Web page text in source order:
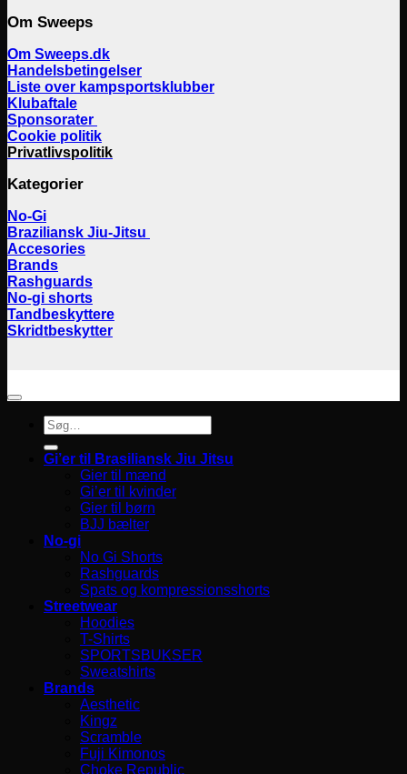
Om Sweeps
Om Sweeps.dk
Handelsbetingelser
Liste over kampsportsklubber
Klubaftale
Sponsorater
Cookie politik
Privatlivspolitik
Kategorier
No-Gi
Braziliansk Jiu-Jitsu
Accesories
Brands
Rashguards
No-gi shorts
Tandbeskyttere
Skridtbeskytter
Søg
efter:
Gi’er til Brasiliansk Jiu Jitsu
Gier til mænd
Gi’er til kvinder
Gier til børn
BJJ bælter
No-gi
No Gi Shorts
Rashguards
Spats og kompressionsshorts
Streetwear
Hoodies
T-Shirts
SPORTSBUKSER
Sweatshirts
Brands
Aesthetic
Kingz
Scramble
Fuji Kimonos
Choke Republic